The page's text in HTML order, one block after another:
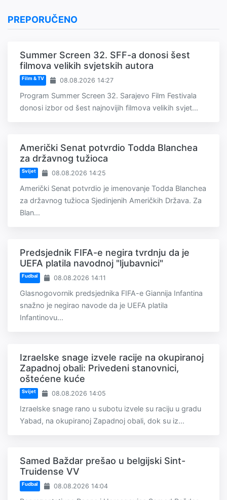
PREPORUČENO
Summer Screen 32. SFF-a donosi šest
filmova velikih svjetskih autora
Film & TV 08.08.2026 14:27
Program Summer Screen 32. Sarajevo Film Festivala
donosi izbor od šest najnovijih filmova velikih svjet...
Američki Senat potvrdio Todda Blanchea
za državnog tužioca
Svijet 08.08.2026 14:25
Američki Senat potvrdio je imenovanje Todda Blanchea
za državnog tužioca Sjedinjenih Američkih Država. Za
Blan...
Predsjednik FIFA-e negira tvrdnju da je
UEFA platila navodnoj "ljubavnici"
Fudbal 08.08.2026 14:11
Glasnogovornik predsjednika FIFA-e Giannija Infantina
snažno je negirao navode da je UEFA platila
Infantinovu...
Izraelske snage izvele racije na okupiranoj
Zapadnoj obali: Privedeni stanovnici,
oštećene kuće
Svijet 08.08.2026 14:05
Izraelske snage rano u subotu izvele su raciju u gradu
Yabad, na okupiranoj Zapadnoj obali, dok su iz...
Samed Baždar prešao u belgijski Sint-
Truidense VV
Fudbal 08.08.2026 14:04